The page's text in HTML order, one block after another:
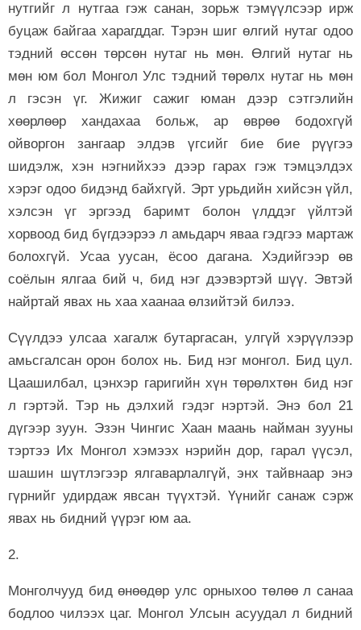
нутгийг л нутгаа гэж санан, зорьж тэмүүлсээр ирж
буцаж байгаа харагддаг. Тэрэн шиг өлгий нутаг одоо
тэдний өссөн төрсөн нутаг нь мөн. Өлгий нутаг нь
мөн юм бол Монгол Улс тэдний төрөлх нутаг нь мөн
л гэсэн үг. Жижиг сажиг юман дээр сэтгэлийн
хөөрлөөр хандахаа больж, ар өврөө бодохгүй
ойворгон зангаар элдэв үгсийг бие бие рүүгээ
шидэлж, хэн нэгнийхээ дээр гарах гэж тэмцэлдэх
хэрэг одоо бидэнд байхгүй. Эрт урьдийн хийсэн үйл,
хэлсэн үг эргээд баримт болон үлддэг үйлтэй
хорвоод бид бүгдээрээ л амьдарч яваа гэдгээ мартаж
болохгүй. Усаа уусан, ёсоо дагана. Хэдийгээр өв
соёлын ялгаа бий ч, бид нэг дээвэртэй шүү. Эвтэй
найртай явах нь хаа хаанаа өлзийтэй билээ.
Сүүлдээ улсаа хагалж бутаргасан, улгүй хэрүүлээр
амьсгалсан орон болох нь. Бид нэг монгол. Бид цул.
Цаашилбал, цэнхэр гаригийн хүн төрөлхтөн бид нэг
л гэртэй. Тэр нь дэлхий гэдэг нэртэй. Энэ бол 21
дүгээр зуун. Эзэн Чингис Хаан маань найман зууны
тэртээ Их Монгол хэмээх нэрийн дор, гарал үүсэл,
шашин шүтлэгээр ялгаварлалгүй, энх тайвнаар энэ
гүрнийг удирдаж явсан түүхтэй. Үүнийг санаж сэрж
явах нь бидний үүрэг юм аа.
2.
Монголчууд бид өнөөдөр улс орныхоо төлөө л санаа
бодлоо чилээх цаг. Монгол Улсын асуудал л бидний